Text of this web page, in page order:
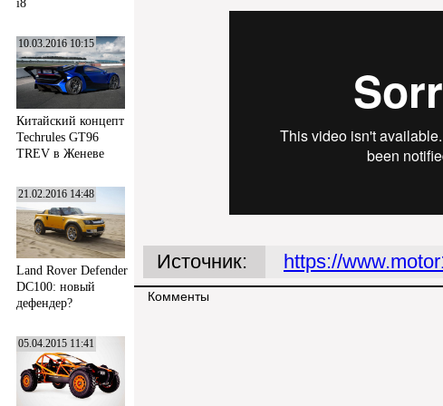
i8
10.03.2016 10:15
Китайский концепт
Techrules GT96
TREV в Женеве
21.02.2016 14:48
Land Rover Defender
DC100: новый
дефендер?
05.04.2015 11:41
Источник: https://
Комменты